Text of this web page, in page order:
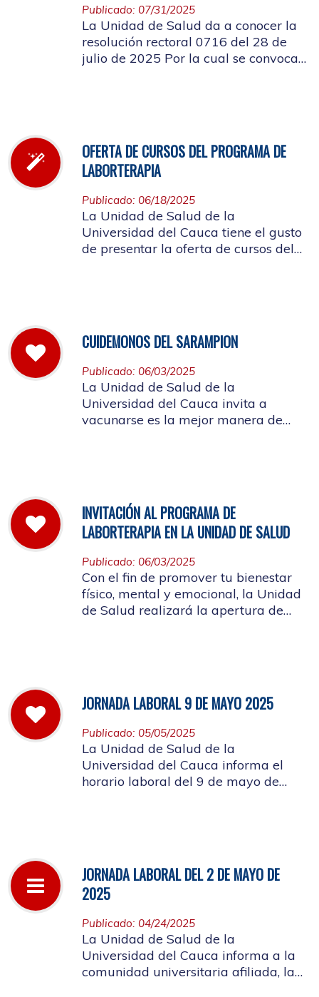
Publicado: 07/31/2025
La Unidad de Salud da a conocer la
resolución rectoral 0716 del 28 de
julio de 2025 Por la cual se convoca
OFERTA DE CURSOS DEL PROGRAMA DE
LABORTERAPIA
Publicado: 06/18/2025
La Unidad de Salud de la
Universidad del Cauca tiene el gusto
de presentar la oferta de cursos del
CUIDEMONOS DEL SARAMPION
Publicado: 06/03/2025
La Unidad de Salud de la
Universidad del Cauca invita a
vacunarse es la mejor manera de
INVITACIÓN AL PROGRAMA DE
LABORTERAPIA EN LA UNIDAD DE SALUD
Publicado: 06/03/2025
Con el fin de promover tu bienestar
físico, mental y emocional, la Unidad
de Salud realizará la apertura de
JORNADA LABORAL 9 DE MAYO 2025
Publicado: 05/05/2025
La Unidad de Salud de la
Universidad del Cauca informa el
horario laboral del 9 de mayo de
JORNADA LABORAL DEL 2 DE MAYO DE
2025
Publicado: 04/24/2025
La Unidad de Salud de la
Universidad del Cauca informa a la
comunidad universitaria afiliada, la